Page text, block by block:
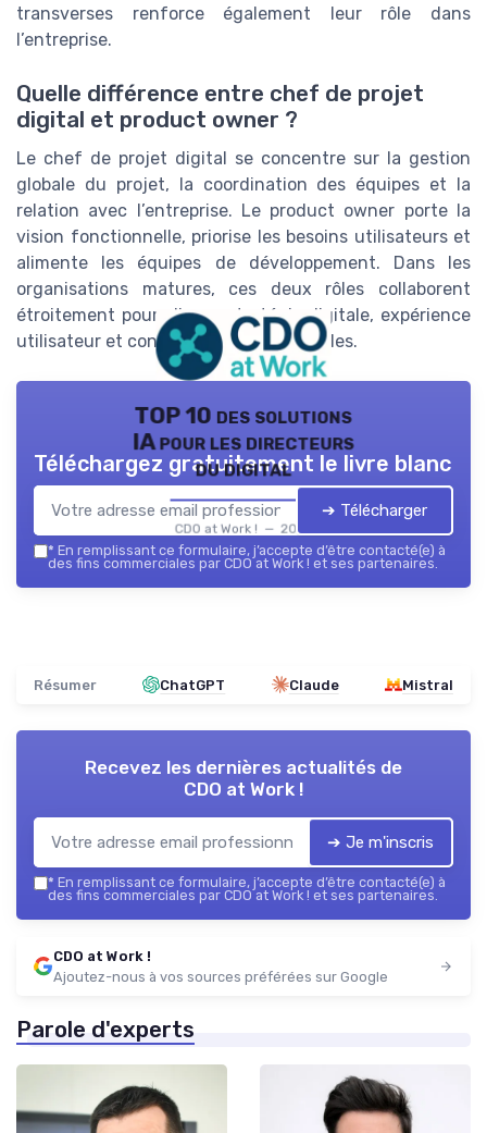
transverses renforce également leur rôle dans
l’entreprise.
Quelle différence entre chef de projet
digital et product owner ?
Le chef de projet digital se concentre sur la gestion
globale du projet, la coordination des équipes et la
relation avec l’entreprise. Le product owner porte la
vision fonctionnelle, priorise les besoins utilisateurs et
alimente les équipes de développement. Dans les
organisations matures, ces deux rôles collaborent
étroitement pour aligner stratégie digitale, expérience
utilisateur et contraintes opérationnelles.
TOP 10 des solutions
IA pour les directeurs
du digital
CDO at Work ! — 2026
Téléchargez gratuitement le livre blanc
➔ Télécharger
* En remplissant ce formulaire, j’accepte d’être contacté(e) à
des fins commerciales par CDO at Work ! et ses partenaires.
Résumer ChatGPT Claude Mistral
Recevez les dernières actualités de
CDO at Work !
➔ Je m'inscris
* En remplissant ce formulaire, j’accepte d’être contacté(e) à
des fins commerciales par CDO at Work ! et ses partenaires.
CDO at Work !
Ajoutez-nous à vos sources préférées sur Google
Parole d'experts